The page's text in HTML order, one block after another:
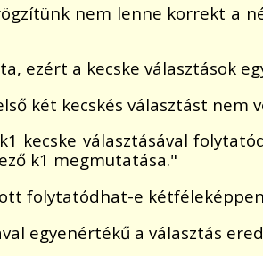
nem lenne korrekt a
ezért a kecske választások
két kecskés választást
kecske választásával
k1 megmutatása."
folytatódhat-e
egyenértékű a választás